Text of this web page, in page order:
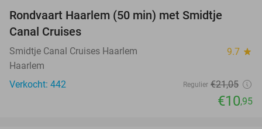
Rondvaart Haarlem (50 min) met Smidtje
Canal Cruises
Smidtje Canal Cruises Haarlem 9.7 star
Haarlem
Verkocht: 442
Regulier €21,05
€10,95